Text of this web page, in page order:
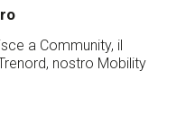
a Community, il
nostro Mobility